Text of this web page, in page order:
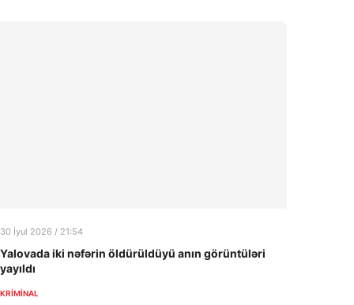
30 İyul 2026 / 21:54
Yalovada iki nəfərin öldürüldüyü anın görüntüləri
yayıldı
KRIMINAL